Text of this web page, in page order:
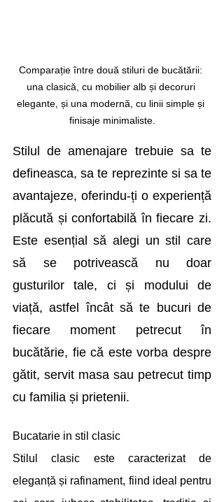
Comparație între două stiluri de bucătării:
una clasică, cu mobilier alb și decoruri
elegante, și una modernă, cu linii simple și
finisaje minimaliste.
Stilul de amenajare trebuie sa te
defineasca, sa te reprezinte si sa te
avantajeze, oferindu-ți o experiență
plăcută și confortabilă în fiecare zi.
Este esențial să alegi un stil care
să se potrivească nu doar
gusturilor tale, ci și modului de
viață, astfel încât să te bucuri de
fiecare moment petrecut în
bucătărie, fie că este vorba despre
gătit, servit masa sau petrecut timp
cu familia și prietenii.
Bucatarie in stil clasic
Stilul clasic este caracterizat de
eleganță și rafinament, fiind ideal pentru